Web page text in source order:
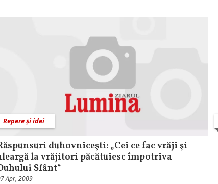
Repere și idei
duhovniceşti: „Cei ce fac vrăji şi
la vrăjitori păcătuiesc împotriva
Sfânt“
Apr, 2009